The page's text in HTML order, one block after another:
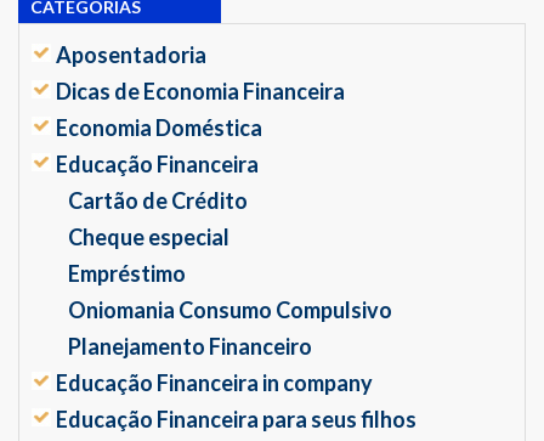
CATEGORIAS
Aposentadoria
Dicas de Economia Financeira
Economia Doméstica
Educação Financeira
Cartão de Crédito
Cheque especial
Empréstimo
Oniomania Consumo Compulsivo
Planejamento Financeiro
Educação Financeira in company
Educação Financeira para seus filhos